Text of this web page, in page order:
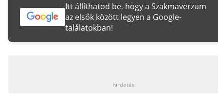
Itt állíthatod be, hogy a Szakmaverzum
az elsők között legyen a Google-
találatokban!
hirdetés